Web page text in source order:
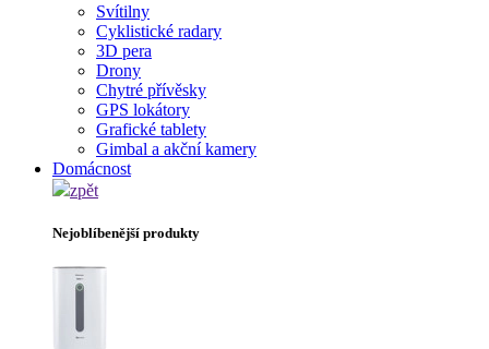
Svítilny
Cyklistické radary
3D pera
Drony
Chytré přívěsky
GPS lokátory
Grafické tablety
Gimbal a akční kamery
Domácnost
zpět
Nejoblíbenější produkty